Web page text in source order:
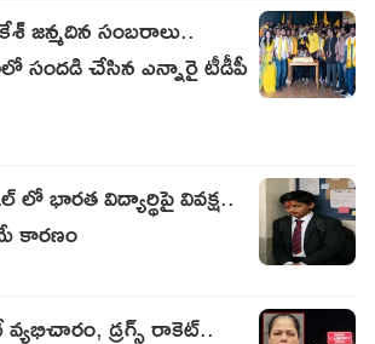
జన్మదిన సంబరాలు..
సందడి చేసిన ఎన్నారై టీడీపీ
లో భారత విద్యార్థిపై వివక్ష..
కారణం
డ్రగ్స్ రాకెట్..